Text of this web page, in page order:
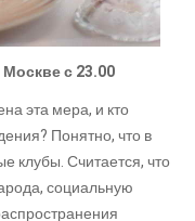
с 23.00
эта мера, и кто
Понятно, что в
клубы. Считается, что
социальную